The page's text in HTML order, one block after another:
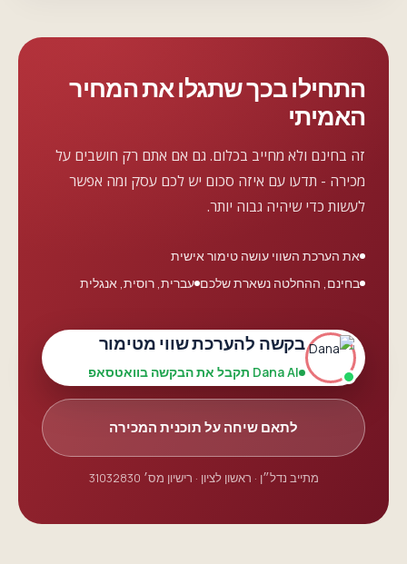
התחילו בכך שתגלו את המחיר
האמיתי
זה בחינם ולא מחייב בכלום. גם אם אתם רק חושבים על
מכירה - תדעו עם איזה סכום יש לכם עסק ומה אפשר
לעשות כדי שיהיה גבוה יותר.
את הערכת השווי עושה טימור אישית
בחינם, ההחלטה נשארת שלכם עברית, רוסית, אנגלית
בקשה להערכת שווי מטימור
Dana AI תקבל את הבקשה בוואטסאפ
לתאם שיחה על תוכנית המכירה
מתייב נדל״ן · ראשון לציון · רישיון מס׳ 31032830